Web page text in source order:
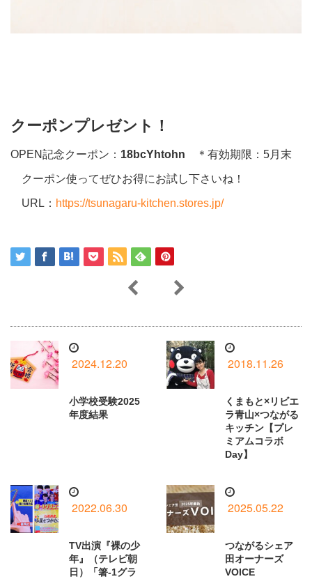
クーポンプレゼント！
OPEN記念クーポン： 18bcYhtohn ＊有効期限：5月末
クーポン使ってぜひお得にお試し下さいね！
URL： https://tsunagaru-kitchen.stores.jp/
2024.12.20
小学校受験2025
年度結果
2018.11.26
くまもと×リビエ
ラ青山×つながる
キッチン【プレ
ミアムコラボ
Day】
2022.06.30
TV出演『裸の少
年』（テレビ朝
日）「箸-1グラ
2025.05.22
つながるシェア
田オーナーズ
VOICE